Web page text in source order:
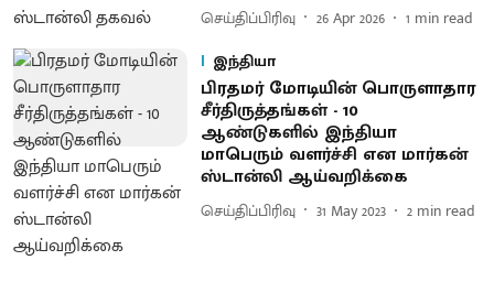
செய்திப்பிரிவு 26 Apr 2026 1 min read
இந்தியா
பிரதமர் மோடியின் பொருளாதார
சீர்திருத்தங்கள் - 10
ஆண்டுகளில் இந்தியா
மாபெரும் வளர்ச்சி என மார்கன்
ஸ்டான்லி ஆய்வறிக்கை
செய்திப்பிரிவு 31 May 2023 2 min read